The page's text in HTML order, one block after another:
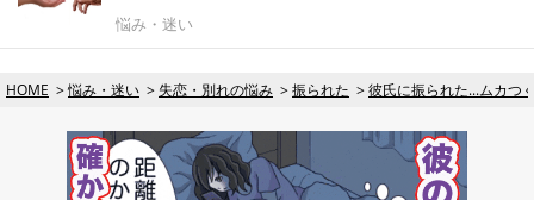
悩み・迷い
HOME 悩み・迷い 失恋・別れの悩み 振られた 彼氏に振られた...ムカつ